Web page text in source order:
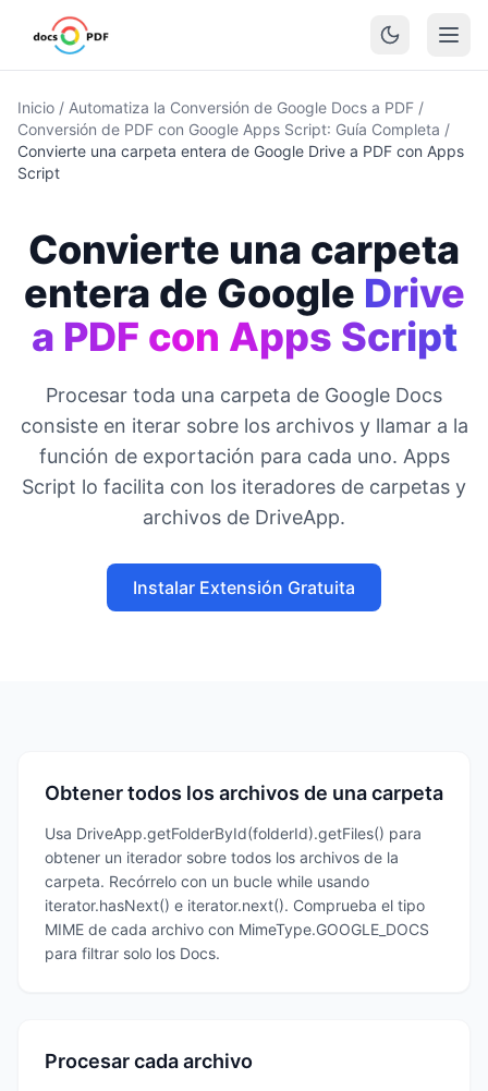
Inicio / Automatiza la Conversión de Google Docs a PDF /
Conversión de PDF con Google Apps Script: Guía Completa /
Convierte una carpeta entera de Google Drive a PDF con Apps
Script
Convierte una carpeta
entera de Google Drive
a PDF con Apps Script
Procesar toda una carpeta de Google Docs
consiste en iterar sobre los archivos y llamar a la
función de exportación para cada uno. Apps
Script lo facilita con los iteradores de carpetas y
archivos de DriveApp.
Instalar Extensión Gratuita
Obtener todos los archivos de una carpeta
Usa DriveApp.getFolderById(folderId).getFiles() para
obtener un iterador sobre todos los archivos de la
carpeta. Recórrelo con un bucle while usando
iterator.hasNext() e iterator.next(). Comprueba el tipo
MIME de cada archivo con MimeType.GOOGLE_DOCS
para filtrar solo los Docs.
Procesar cada archivo